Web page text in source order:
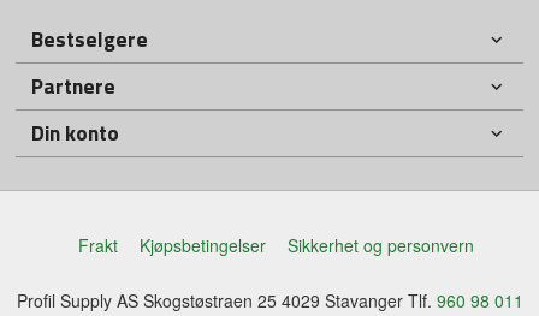
Bestselgere
Partnere
Din konto
Frakt Kjøpsbetingelser Sikkerhet og personvern
Profil Supply AS Skogstøstraen 25 4029 Stavanger Tlf. 960 98 011